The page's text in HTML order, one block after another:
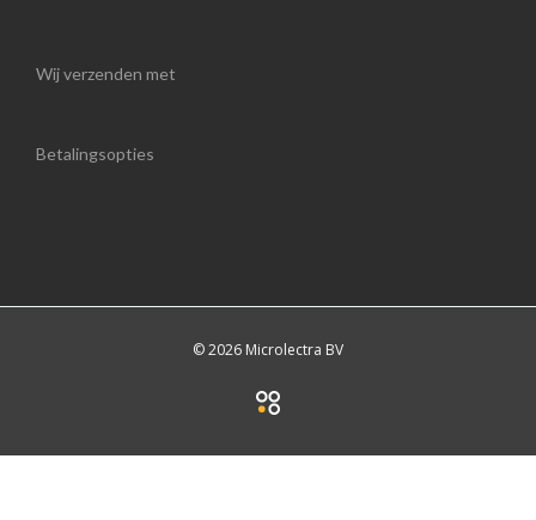
Wij verzenden met
Betalingsopties
© 2026 Microlectra BV